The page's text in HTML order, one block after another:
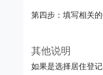
第四步：填写相关
其他说明
如果是选择居住登